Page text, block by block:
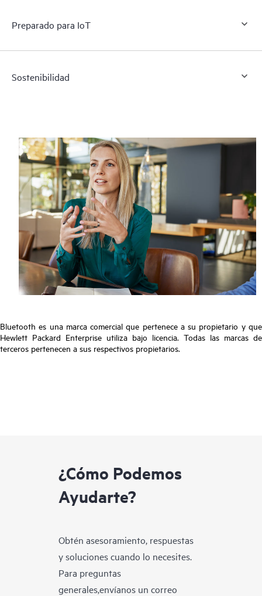
Preparado para IoT
Sostenibilidad
Bluetooth es una marca comercial que pertenece a su propietario y que
Hewlett Packard Enterprise utiliza bajo licencia. Todas las marcas de
terceros pertenecen a sus respectivos propietarios.
¿Cómo Podemos
Ayudarte?
Obtén asesoramiento, respuestas
y soluciones cuando lo necesites.
Para preguntas
generales,envíanos un correo